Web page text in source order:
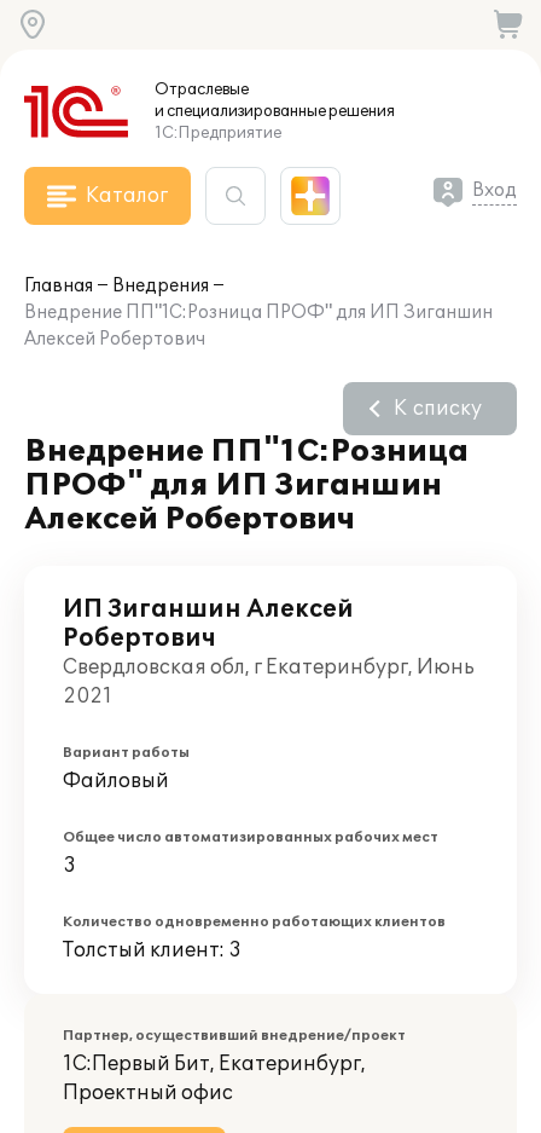
Отраслевые
и специализированныерешения
1С:Предприятие
Каталог Вход
Главная
Внедрения
Внедрение ПП"1С:Розница ПРОФ" для ИП Зиганшин
Алексей Робертович
Внедрение ПП"1С:Розница
ПРОФ" для ИП Зиганшин
Алексей Робертович
К списку
ИП Зиганшин Алексей
Робертович
Свердловская обл, г Екатеринбург, Июнь
2021
Вариант работы
Файловый
Общее число автоматизированных рабочих мест
3
Количество одновременно работающих клиентов
Толстый клиент: 3
Партнер, осуществивший внедрение/проект
1С:Первый Бит, Екатеринбург,
Проектный офис